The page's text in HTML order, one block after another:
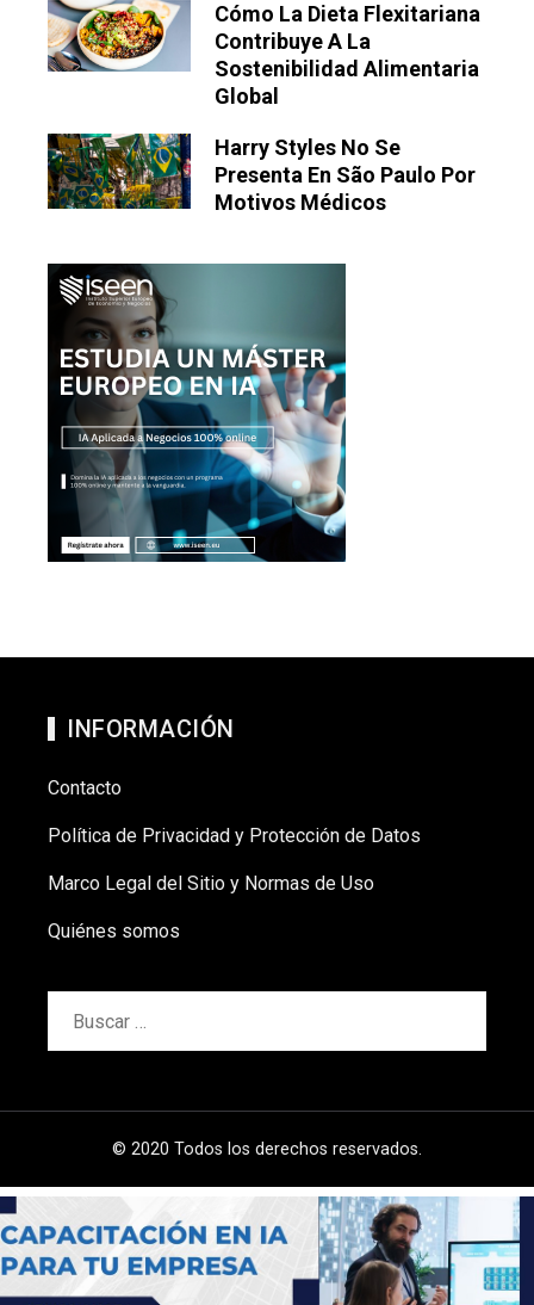
Cómo La Dieta Flexitariana
Contribuye A La
Sostenibilidad Alimentaria
Global
Harry Styles No Se
Presenta En São Paulo Por
Motivos Médicos
INFORMACIÓN
Contacto
Política de Privacidad y Protección de Datos
Marco Legal del Sitio y Normas de Uso
Quiénes somos
© 2020 Todos los derechos reservados.